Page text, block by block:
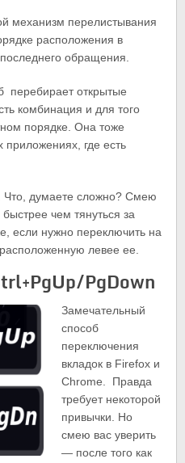
механизм перелистывания
расположения в
обращения.
перебирает открытые
комбинация и для того
порядке. Она тоже
приложениях, где есть
Что, думаете сложно? Смею
чем тянуться за
если нужно переключить на
левее ее.
PgDown
Замечательный
способ
переключения
вкладок в Firefox и
Chrome. Правда
требует некоторой
привычки. Но
смею вас уверить
— после того как